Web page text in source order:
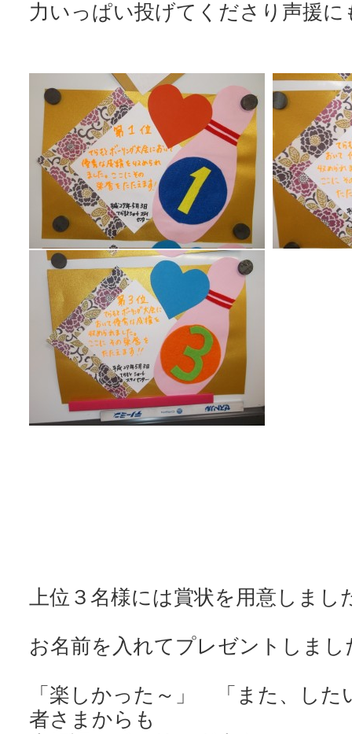
力いっぱい投げてくださり声援
上位３名様には賞状を用意しまし
お名前を入れてプレゼントしまし
「楽しかった～」 「また、した
者さまからも